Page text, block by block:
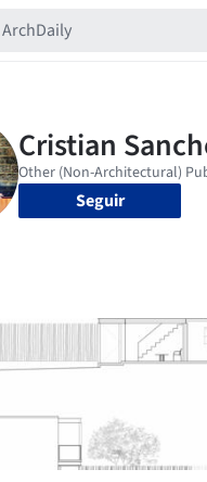
Seguir